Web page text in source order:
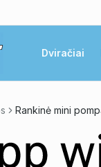
Dviračiai